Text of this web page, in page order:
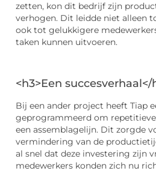
zetten, kon dit bedrijf zijn
verhogen. Dit leidde niet alleen
ook tot gelukkigere
taken kunnen uitvoeren.
<h3>Een succesverhaal</
Bij een ander project heeft Tiap
geprogrammeerd om
een assemblagelijn. Dit zorgde
vermindering van de
al snel dat deze investering zijn
medewerkers konden zich nu